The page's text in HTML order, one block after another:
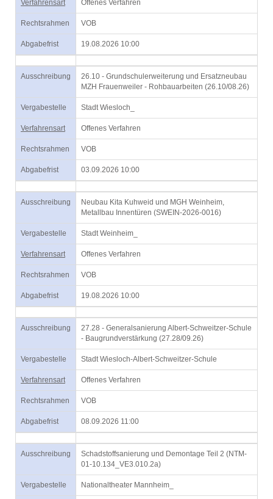
Verfahrensart Offenes Verfahren
Rechtsrahmen VOB
Abgabefrist 19.08.2026 10:00
Ausschreibung
26.10 - Grundschulerweiterung und Ersatzneubau
MZH Frauenweiler - Rohbauarbeiten (26.10/08.26)
Vergabestelle Stadt Wiesloch_
Verfahrensart Offenes Verfahren
Rechtsrahmen VOB
Abgabefrist 03.09.2026 10:00
Ausschreibung
Neubau Kita Kuhweid und MGH Weinheim,
Metallbau Innentüren (SWEIN-2026-0016)
Vergabestelle Stadt Weinheim_
Verfahrensart Offenes Verfahren
Rechtsrahmen VOB
Abgabefrist 19.08.2026 10:00
Ausschreibung
27.28 - Generalsanierung Albert-Schweitzer-Schule
- Baugrundverstärkung (27.28/09.26)
Vergabestelle Stadt Wiesloch-Albert-Schweitzer-Schule
Verfahrensart Offenes Verfahren
Rechtsrahmen VOB
Abgabefrist 08.09.2026 11:00
Ausschreibung
Schadstoffsanierung und Demontage Teil 2 (NTM-
01-10.134_VE3.010.2a)
Vergabestelle Nationaltheater Mannheim_